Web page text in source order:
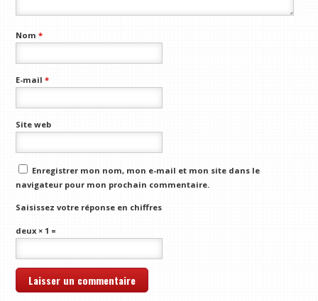
Nom*
E-mail*
Site web
Enregistrer mon nom, mon e-mail et mon site dans le
navigateur pour mon prochain commentaire.
Saisissez votre réponse en chiffres
deux × 1 =